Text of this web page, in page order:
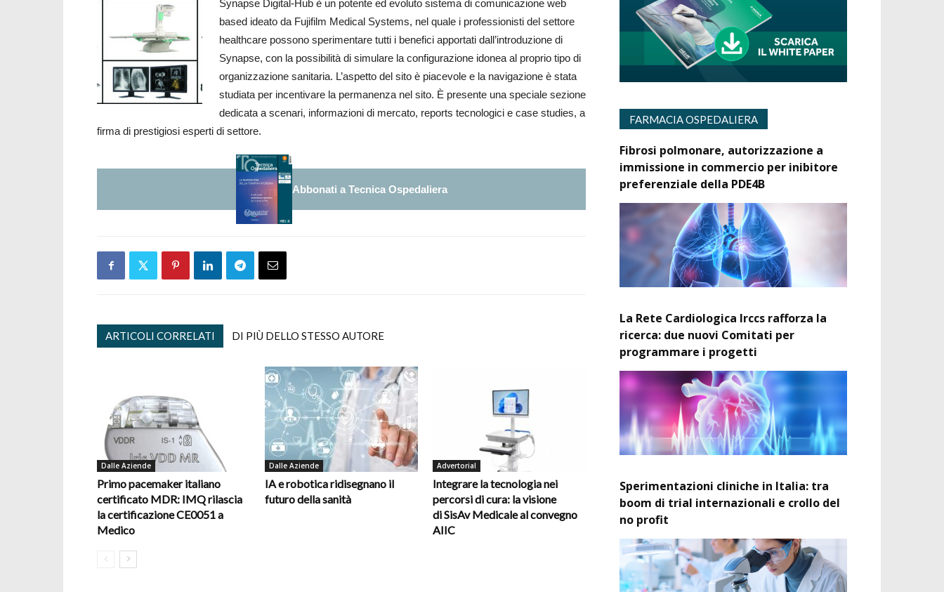
Synapse Digital-Hub è un potente ed evoluto sistema di comunicazione web
based ideato da Fujifilm Medical Systems, nel quale i professionisti del settore
healthcare possono sperimentare tutti i benefici apportati dall’introduzione di
Synapse, con la possibilità di simulare la configurazione idonea al proprio tipo di
organizzazione sanitaria. L’aspetto del sito è piacevole e la navigazione è stata
studiata per incentivare la permanenza nel sito. È presente una speciale sezione
dedicata a scenari, informazioni di mercato, reports tecnologici e case studies, a
firma di prestigiosi esperti di settore.
Abbonati a Tecnica Ospedaliera
ARTICOLI CORRELATI DI PIÙ DELLO STESSO AUTORE
Dalle Aziende
Primo pacemaker italiano
certificato MDR: IMQ rilascia
la certificazione CE0051 a
Medico
Dalle Aziende
IA e robotica ridisegnano il
futuro della sanità
Advertorial
Integrare la tecnologia nei
percorsi di cura: la visione
di SisAv Medicale al convegno
AIIC
FARMACIA OSPEDALIERA
Fibrosi polmonare, autorizzazione a
immissione in commercio per inibitore
preferenziale della PDE4B
La Rete Cardiologica Irccs rafforza la
ricerca: due nuovi Comitati per
programmare i progetti
Sperimentazioni cliniche in Italia: tra
boom di trial internazionali e crollo del
no profit